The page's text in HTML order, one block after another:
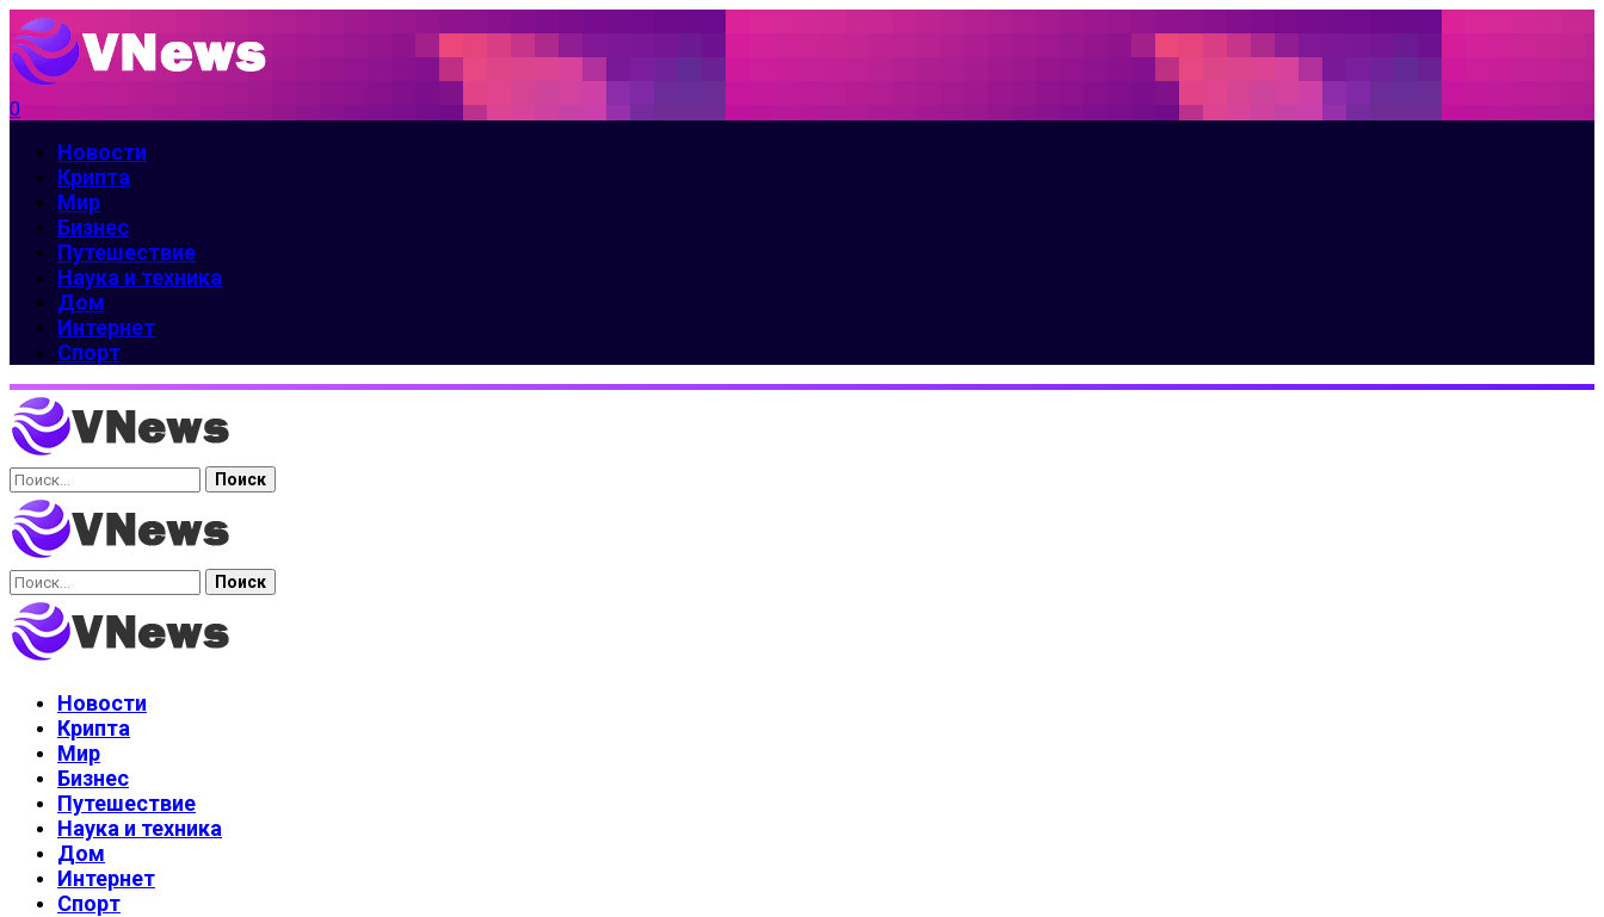
0
Новости
Крипта
Мир
Бизнес
Путешествие
Наука и техника
Дом
Интернет
Спорт
Найти:
Найти:
Новости
Крипта
Мир
Бизнес
Путешествие
Наука и техника
Дом
Интернет
Спорт